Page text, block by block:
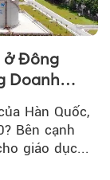
ở Đông
Doanh
Hàn Quốc,
Bên cạnh
giáo dục...